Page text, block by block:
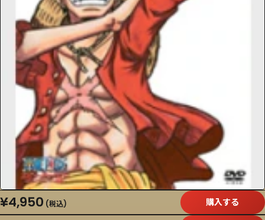
¥4,950 (税込) 購入する